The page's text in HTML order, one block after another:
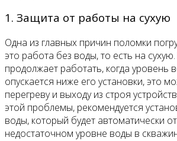
1. Защита от работы на сухую
Одна из главных причин поломки
это работа без воды, то есть на
продолжает работать, когда уровень
опускается ниже его установки, это
перегреву и выходу из строя
этой проблемы, рекомендуется
воды, который будет автоматически
недостаточном уровне воды в